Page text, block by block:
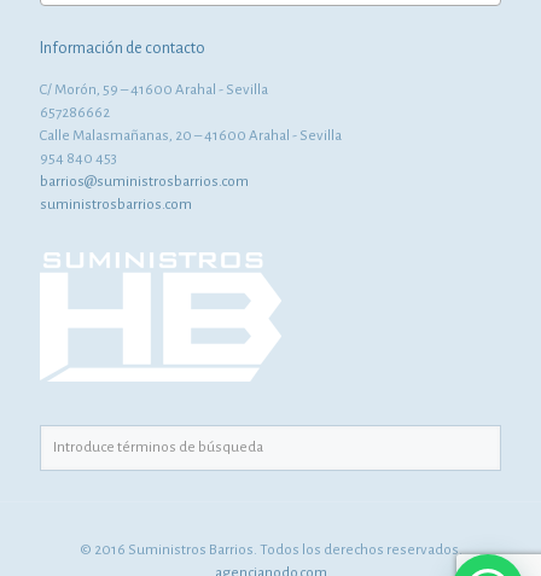
Información de contacto
C/ Morón, 59 – 41600 Arahal - Sevilla
657286662
Calle Malasmañanas, 20 – 41600 Arahal - Sevilla
954 840 453
barrios@suministrosbarrios.com
suministrosbarrios.com
© 2016 Suministros Barrios. Todos los derechos reservados.
agencianodo.com